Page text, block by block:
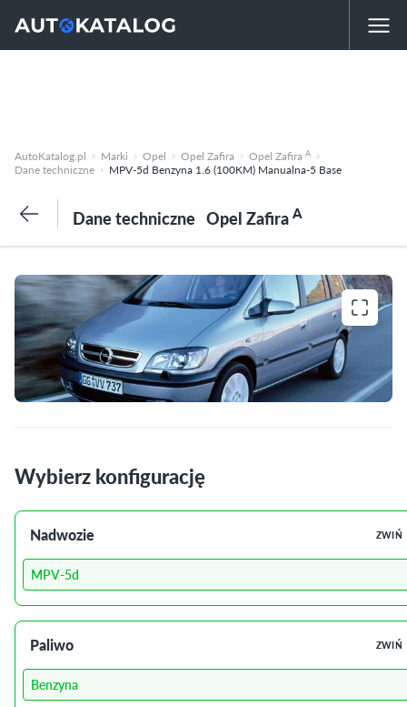
AutoKatalog.pl Marki Opel Opel Zafira Opel Zafira A
Dane techniczne MPV-5d Benzyna 1.6 (100KM) Manualna-5 Base
Dane techniczne Opel ZafiraA
Wybierz konfigurację
Nadwozie ZWIŃ
MPV-5d
Paliwo ZWIŃ
Benzyna